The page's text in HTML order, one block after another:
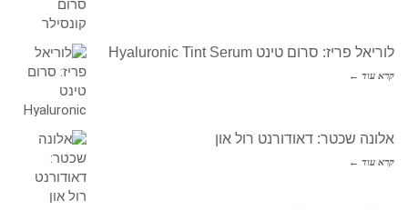
לוריאל פריז: סרום טינט Hyaluronic Tint Serum
קרא עוד ←
אלונה שכטר: דאודורנט רול און
קרא עוד ←